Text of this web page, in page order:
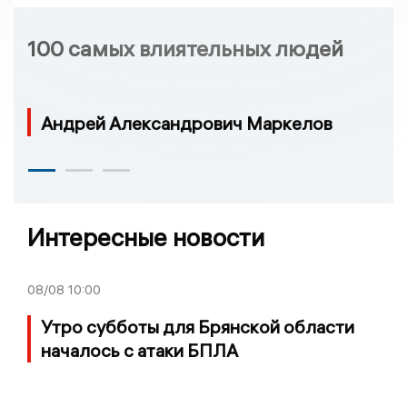
100 самых влиятельных людей
Андрей Александрович Маркелов
Интересные новости
08/08 10:00
Утро субботы для Брянской области
началось с атаки БПЛА